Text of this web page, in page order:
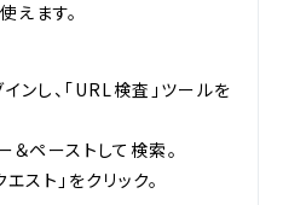
えます。
ンし、「URL検査」ツールを
ペーストして検索。
スト」をクリック。